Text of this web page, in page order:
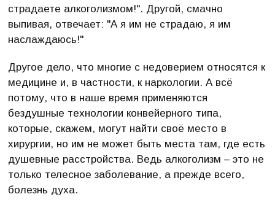
страдаете алкоголизмом!". Другой, смачно
выпивая, отвечает: "А я им не страдаю, я им
наслаждаюсь!"
Другое дело, что многие с недоверием относятся к
медицине и, в частности, к наркологии. А всё
потому, что в наше время применяются
бездушные технологии конвейерного типа,
которые, скажем, могут найти своё место в
хирургии, но им не может быть места там, где есть
душевные расстройства. Ведь алкоголизм – это не
только телесное заболевание, а прежде всего,
болезнь духа.